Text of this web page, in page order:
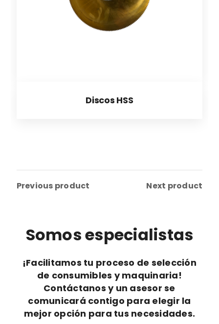
Discos HSS
Previous product Next product
Somos especialistas
¡Facilitamos tu proceso de selección
de consumibles y maquinaria!
Contáctanos y un asesor se
comunicará contigo para elegir la
mejor opción para tus necesidades.